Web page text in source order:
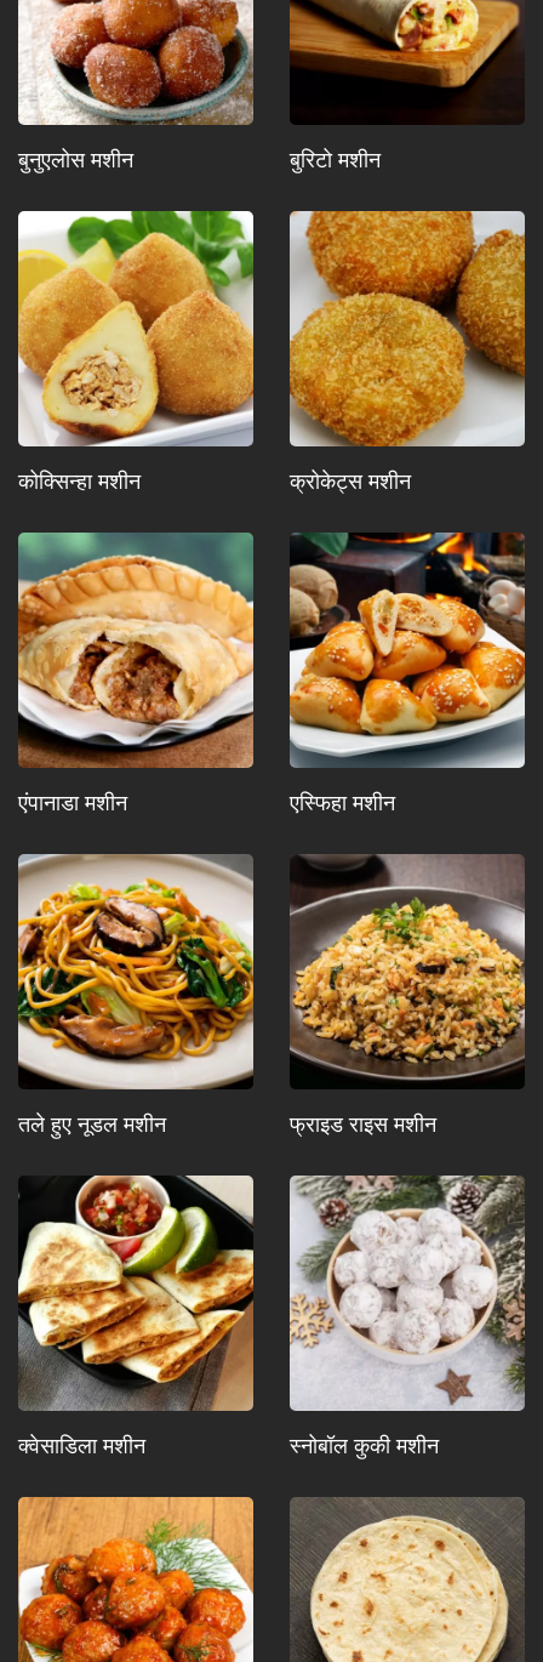
बुनुएलोस मशीन बुरिटो मशीन
कोक्सिन्हा मशीन क्रोकेट्स मशीन
एंपानाडा मशीन एस्फिहा मशीन
तले हुए नूडल मशीन फ्राइड राइस मशीन
क्वेसाडिला मशीन स्नोबॉल कुकी मशीन